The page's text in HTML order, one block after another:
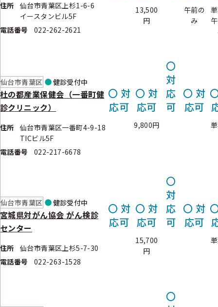
住所
仙台市青葉区上杉1-6-6
イースタンビル5F
電話番号
022-262-2621
13,500
円
午前の
み
仙台市青葉区 健診受付中
杜の都産業保健会（一番町健
診クリニック）
住所
仙台市青葉区一番町4-9-18
TICビル5F
電話番号
022-217-6678
〇 対
応可
〇 対
応可
9,800円
〇
対
応
可
〇 対
応可
仙台市青葉区 健診受付中
宮城県対がん協会 がん検診
センター
住所
仙台市青葉区上杉5-7-30
電話番号
022-263-1528
〇 対
応可
〇 対
応可
15,700
円
〇
対
応
可
〇 対
応可
〇